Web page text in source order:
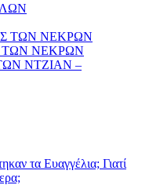
ΤΩΝ ΝΕΚΡΩΝ
ΤΩΝ ΝΕΚΡΩΝ
ΝΤΖΙΑΝ –
τα Ευαγγέλια; Γιατί